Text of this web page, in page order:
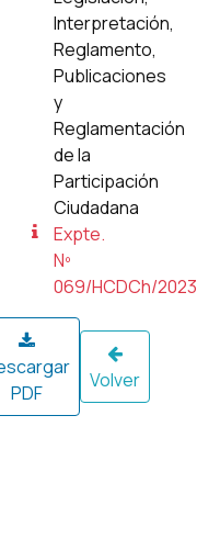
Interpretación,
Reglamento,
Publicaciones
y
Reglamentación
de la
Participación
Ciudadana
Expte.
Nº
069/HCDCh/2023
PDF
Volver